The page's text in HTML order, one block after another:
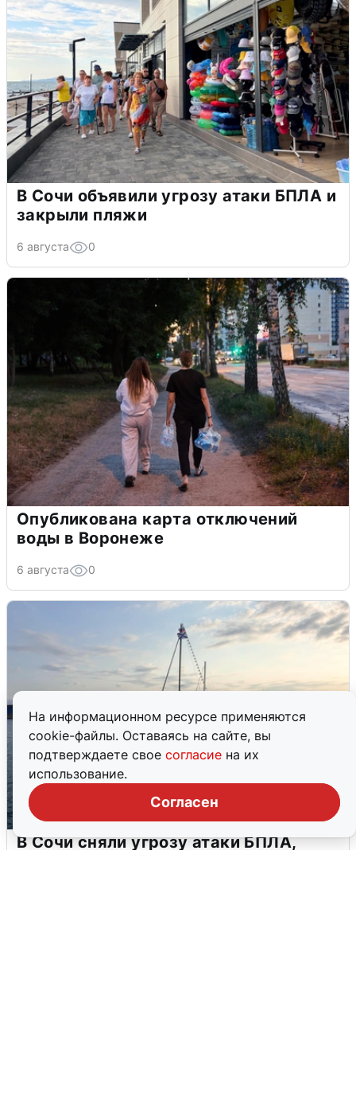
На информационном ресурсе применяются
cookie-файлы. Оставаясь на сайте, вы
подтверждаете свое согласие на их
использование.
Согласен
В Сочи объявили угрозу атаки БПЛА и
закрыли пляжи
6 августа 0
Опубликована карта отключений
воды в Воронеже
6 августа 0
В Сочи сняли угрозу атаки БПЛА,